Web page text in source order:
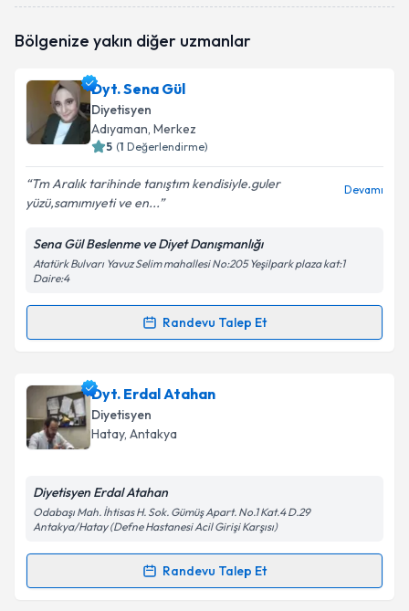
oluşturun. Size bu uzmandan randevu almanız için bir
E-posta Adresiniz
Kişisel verilerimin işlenmesine ilişkin
Aydınlatma
Metni'ni okudum ve kişisel verilerimin belirtilen
Bölgenize yakın diğer uzmanlar
Dyt. Sena Gül
Diyetisyen
Adıyaman, Merkez
5 (1 Değerlendirme)
Tm Aralık tarihinde tanıştım kendisiyle.guler
yüzü,samımıyeti ve en...
Devamı
Sena Gül Beslenme ve Diyet Danışmanlığı
Atatürk Bulvarı Yavuz Selim mahallesi No:205 Yeşilpark plaza kat:1
Daire:4
Randevu Talep Et
Randevu Takvimi Talebi
Dyt. Sena Güliçin randevu takvimi talebi oluşturun.
Size bu uzmandan randevu almanız için bir takvim
hazırlandığında e-posta ile bilgilendireceğiz.
Kişisel verilerimin işlenmesine ilişkinAydınlatma
'ni okudum ve kişisel verilerimin belirtilen
kapsamda işlenmesini kabul ediyorum.
Dyt. Erdal Atahan
Diyetisyen
Hatay, Antakya
Diyetisyen Erdal Atahan
Odabaşı Mah. İhtisas H. Sok. Gümüş Apart. No.1 Kat.4 D.29
Antakya/Hatay (Defne Hastanesi Acil Girişi Karşısı)
Randevu Talep Et
Randevu Takvimi Talebi